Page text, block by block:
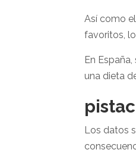
Así como
favoritos,
En
una dieta
Los datos